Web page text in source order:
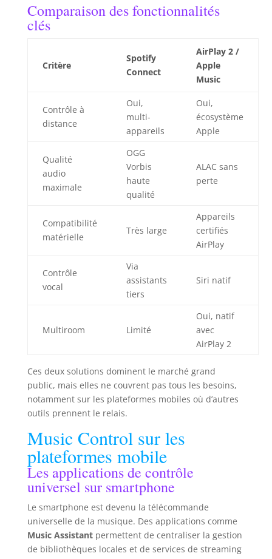
Comparaison des fonctionnalités
clés
Critère
Spotify
Connect
AirPlay 2 /
Apple
Music
Contrôle à
distance
Oui,
multi-
appareils
Oui,
écosystème
Apple
Qualité
audio
maximale
OGG
Vorbis
haute
qualité
ALAC sans
perte
Compatibilité
matérielle
Très large
Appareils
certifiés
AirPlay
Contrôle
vocal
Via
assistants
tiers
Siri natif
Multiroom Limité
Oui, natif
avec
AirPlay 2
Ces deux solutions dominent le marché grand
public, mais elles ne couvrent pas tous les besoins,
notamment sur les plateformes mobiles où d’autres
outils prennent le relais.
Music Control sur les
plateformes mobile
Les applications de contrôle
universel sur smartphone
Le smartphone est devenu la télécommande
universelle de la musique. Des applications comme
Music Assistantpermettent de centraliser la gestion
de bibliothèques locales et de services de streaming